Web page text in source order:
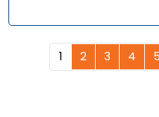
1 2 3 4 5